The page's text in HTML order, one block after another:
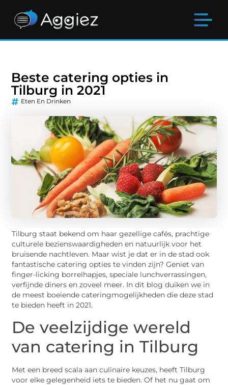
Beste catering opties in
Tilburg in 2021
Eten En Drinken
Tilburg staat bekend om haar gezellige cafés, prachtige
culturele bezienswaardigheden en natuurlijk voor het
bruisende nachtleven. Maar wist je dat er in de stad ook
fantastische catering opties te vinden zijn? Geniet van
finger-licking borrelhapjes, speciale lunchverrassingen,
verfijnde diners en zoveel meer. In dit blog duiken we in
de meest boeiende cateringmogelijkheden die deze stad
te bieden heeft in 2021.
De veelzijdige wereld
van catering in Tilburg
Met een breed scala aan culinaire keuzes, heeft Tilburg
voor elke gelegenheid iets te bieden. Of het nu gaat om